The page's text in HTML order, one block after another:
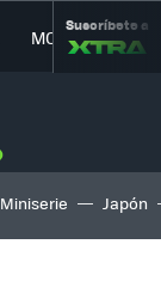
MOVILIDAD
Suscríbete a
Miniserie Japón